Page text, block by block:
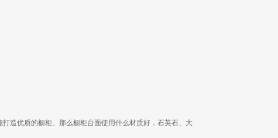
造优质的橱柜。那么橱柜台面使用什么材质好，石英石、大